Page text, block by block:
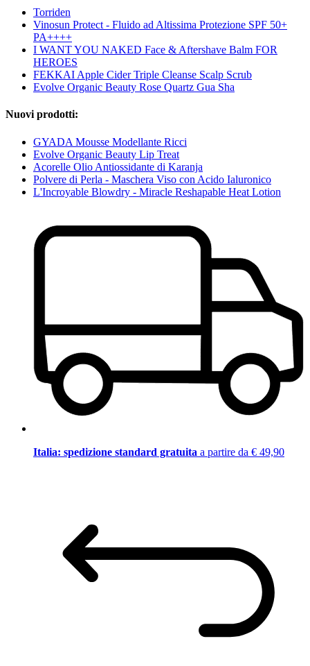
Torriden
Vinosun Protect - Fluido ad Altissima Protezione SPF 50+
PA++++
I WANT YOU NAKED Face & Aftershave Balm FOR
HEROES
FEKKAI Apple Cider Triple Cleanse Scalp Scrub
Evolve Organic Beauty Rose Quartz Gua Sha
Nuovi prodotti:
GYADA Mousse Modellante Ricci
Evolve Organic Beauty Lip Treat
Acorelle Olio Antiossidante di Karanja
Polvere di Perla - Maschera Viso con Acido Ialuronico
L'Incroyable Blowdry - Miracle Reshapable Heat Lotion
Italia: spedizione standard gratuita a partire da € 49,90